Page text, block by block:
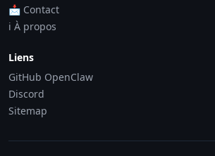
📩 Contact
ℹ️ À propos
Liens
GitHub OpenClaw
Discord
Sitemap